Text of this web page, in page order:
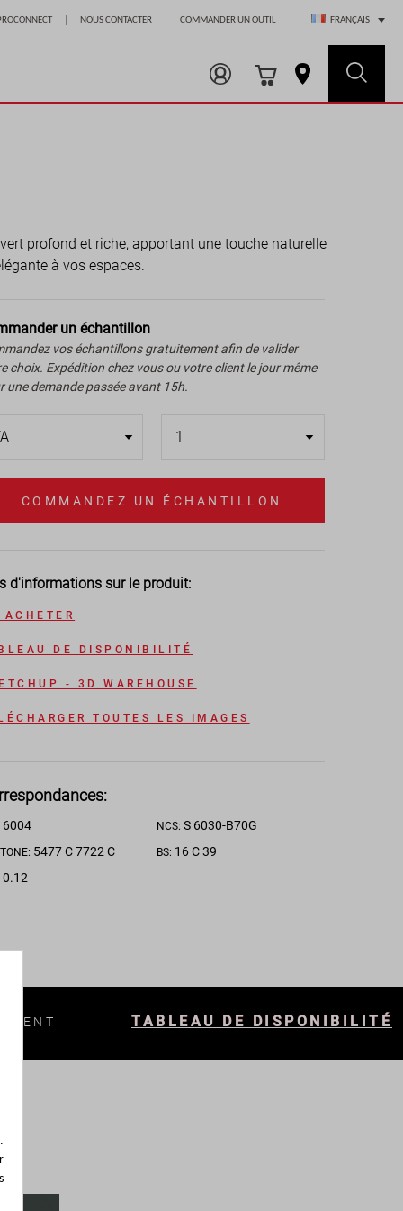
NOUS CONTACTER COMMANDER UN OUTIL
Choisir un magasin
FRANÇAIS
profond et riche, apportant une touche naturelle
à vos espaces.
un échantillon
vos échantillons gratuitement afin de valider
choix. Expédition chez vous ou votre client le jour même
une demande passée avant 15h.
COMMANDEZ UN ÉCHANTILLON
d'informations sur le produit:
ACHETER
DE DISPONIBILITÉ
- 3D WAREHOUSE
TOUTES LES IMAGES
6004 NCS: S 6030-B70G
5477 C 7722 C BS: 16 C 39
0.12
TABLEAU DE DISPONIBILITÉ